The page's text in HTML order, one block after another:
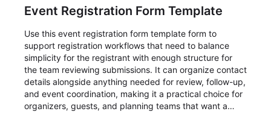
Event Registration Form Template
Use this event registration form template form to
support registration workflows that need to balance
simplicity for the registrant with enough structure for
the team reviewing submissions. It can organize contact
details alongside anything needed for review, follow-up,
and event coordination, making it a practical choice for
organizers, guests, and planning teams that want a